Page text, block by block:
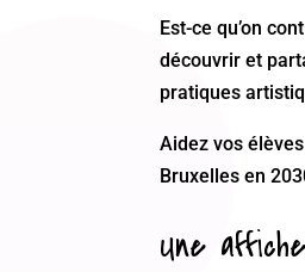
Est-ce qu’on
découvrir et
pratiques
Aidez vos
Bruxelles en
Une